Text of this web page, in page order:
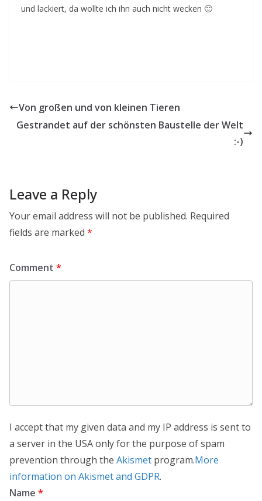
und lackiert, da wollte ich ihn auch nicht wecken 🙂
Von großen und von kleinen Tieren
Gestrandet auf der schönsten Baustelle der Welt
:-)
Leave a Reply
Your email address will not be published. Required
fields are marked *
Comment *
I accept that my given data and my IP address is sent to
a server in the USA only for the purpose of spam
prevention through the Akismet program.More
information on Akismet and GDPR.
Name *